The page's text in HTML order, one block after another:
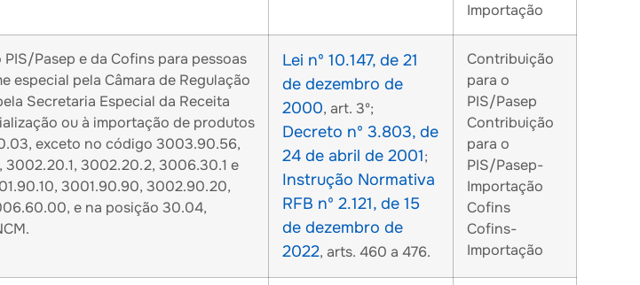
Importação
Pasep e da Cofins para pessoas
especial pela Câmara de Regulação
Secretaria Especial da Receita
ou à importação de produtos
exceto no código 3003.90.56,
3002.20.1, 3002.20.2, 3006.30.1 e
3001.90.90, 3002.90.20,
e na posição 30.04,
Lei nº 10.147, de 21
de dezembro de
2000, art. 3º;
Decreto nº 3.803, de
24 de abril de 2001;
Instrução Normativa
RFB nº 2.121, de 15
de dezembro de
2022, arts. 460 a 476.
Contribuição
para o
PIS/Pasep
Contribuição
para o
PIS/Pasep-
Importação
Cofins
Cofins-
Importação